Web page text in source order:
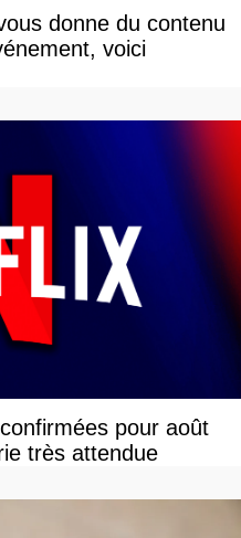
donne du contenu
voici
pour août
très attendue